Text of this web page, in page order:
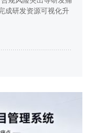
成研发资源可视化升